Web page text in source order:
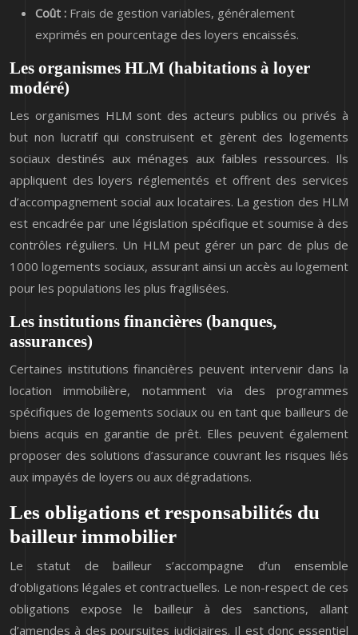
Coût : Frais de gestion variables, généralement
exprimés en pourcentage des loyers encaissés.
Les organismes HLM (habitations à loyer
modéré)
Les organismes HLM sont des acteurs publics ou privés à
but non lucratif qui construisent et gèrent des logements
sociaux destinés aux ménages aux faibles ressources. Ils
appliquent des loyers réglementés et offrent des services
d’accompagnement social aux locataires. La gestion des HLM
est encadrée par une législation spécifique et soumise à des
contrôles réguliers. Un HLM peut gérer un parc de plus de
1000 logements sociaux, assurant ainsi un accès au logement
pour les populations les plus fragilisées.
Les institutions financières (banques,
assurances)
Certaines institutions financières peuvent intervenir dans la
location immobilière, notamment via des programmes
spécifiques de logements sociaux ou en tant que bailleurs de
biens acquis en garantie de prêt. Elles peuvent également
proposer des solutions d’assurance couvrant les risques liés
aux impayés de loyers ou aux dégradations.
Les obligations et responsabilités du
bailleur immobilier
Le statut de bailleur s’accompagne d’un ensemble
d’obligations légales et contractuelles. Le non-respect de ces
obligations expose le bailleur à des sanctions, allant
d’amendes à des poursuites judiciaires. Il est donc essentiel